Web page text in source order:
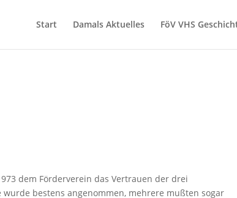
Start Damals Aktuelles FöV VHS
dem Förderverein das Vertrauen der drei
bestens angenommen, mehrere mußten sogar